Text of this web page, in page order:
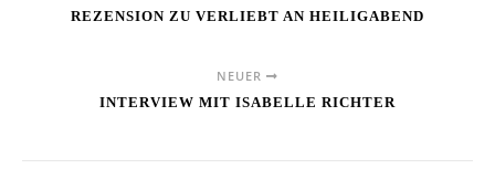
REZENSION ZU VERLIEBT AN HEILIGABEND
NEUER
INTERVIEW MIT ISABELLE RICHTER